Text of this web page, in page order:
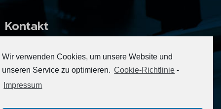
Wir verwenden Cookies, um unsere Website und
unseren Service zu optimieren. Cookie-Richtlinie -
Impressum
Kontakt
Mobil: 0171 – 2 01 74 50
E-Mail: musikladen_zw@gmx.de